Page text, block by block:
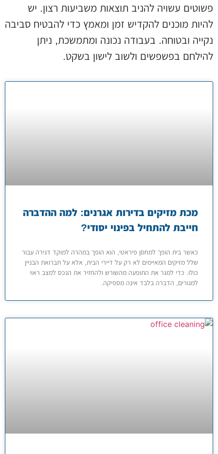
פשוטים עשויה להניב תוצאות משביעות רצון. יש
להיות מוכנים להקדיש זמן ומאמץ כדי להבטיח סביבה
נקייה ובטוחה. בעבודה נכונה ומתמשכת, ניתן
להילחם בפשפשים ולשוב לישון בשקט.
מכת מזיקים בדירות אגרנים: למה ההדברה
חייבת להתחיל בפינוי יסודי?
כאשר בית הופך למחסן פיראטי, הוא הופך במהרה למוקד דגירה עבור
שלל מזיקים המאיימים לא רק על דיירי הבית, אלא על תברואת הבניין
כולו. כדי למגר את התופעה מהשורש ולהחזיר את הנכס למצב ראוי
למגורים, הדברה בלבד אינה מספיקה.